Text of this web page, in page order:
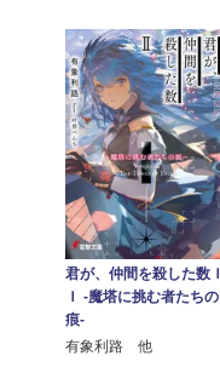
君が、仲間を殺した数Ｉ
Ｉ ‐魔塔に挑む者たちの
痕‐
有象利路 他